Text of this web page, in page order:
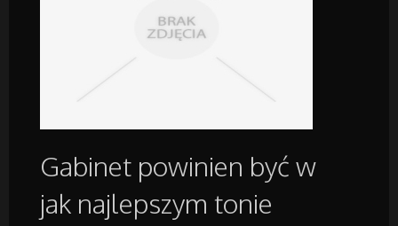
Budowlanka
Remonty, Elektryk, Hydraulik
Materiały Budowlane
Gabinet powinien być w
jak najlepszym tonie